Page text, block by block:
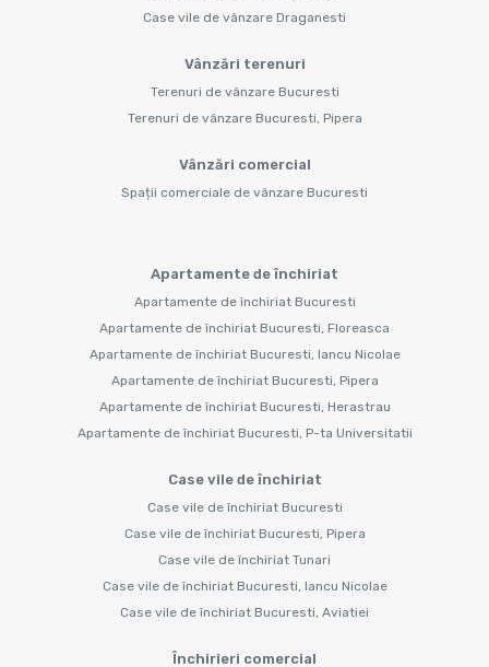
Case vile de vânzare Draganesti
Vânzări terenuri
Terenuri de vânzare Bucuresti
Terenuri de vânzare Bucuresti, Pipera
Vânzări comercial
Spații comerciale de vânzare Bucuresti
Apartamente de închiriat
Apartamente de închiriat Bucuresti
Apartamente de închiriat Bucuresti, Floreasca
Apartamente de închiriat Bucuresti, Iancu Nicolae
Apartamente de închiriat Bucuresti, Pipera
Apartamente de închiriat Bucuresti, Herastrau
Apartamente de închiriat Bucuresti, P-ta Universitatii
Case vile de închiriat
Case vile de închiriat Bucuresti
Case vile de închiriat Bucuresti, Pipera
Case vile de închiriat Tunari
Case vile de închiriat Bucuresti, Iancu Nicolae
Case vile de închiriat Bucuresti, Aviatiei
Închirieri comercial